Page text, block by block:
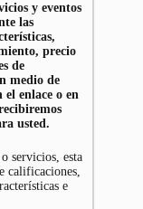
y eventos
las
precio
de
medio de
el enlace o en
usted.
servicios, esta
calificaciones,
e